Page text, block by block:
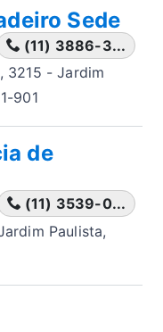
Sede
(11) 3886-3...
3215 - Jardim
901
de
(11) 3539-0...
Paulista,